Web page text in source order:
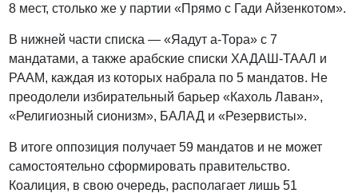
8 мест, столько же у партии «Прямо с Гади Айзенкотом».
В нижней части списка — «Яадут а-Тора» с 7
мандатами, а также арабские списки ХАДАШ-ТААЛ и
РААМ, каждая из которых набрала по 5 мандатов. Не
преодолели избирательный барьер «Кахоль Лаван»,
«Религиозный сионизм», БАЛАД и «Резервисты».
В итоге оппозиция получает 59 мандатов и не может
самостоятельно сформировать правительство.
Коалиция, в свою очередь, располагает лишь 51